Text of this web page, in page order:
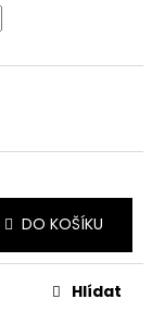
DO KOŠÍKU
Hlídat